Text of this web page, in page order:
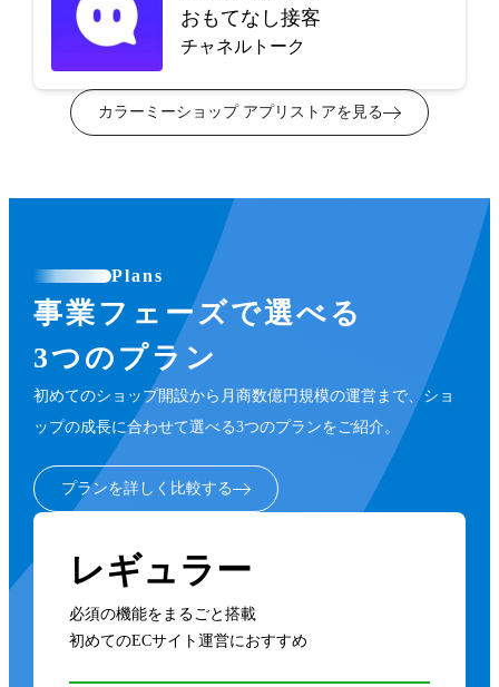
おもてなし接客
チャネルトーク
カラーミーショップ アプリストアを見る
Plans
事業フェーズで選べる
3つのプラン
初めてのショップ開設から月商数億円規模の運営まで、ショ
ップの成長に合わせて選べる3つのプランをご紹介。
プランを詳しく比較する
レギュラー
必須の機能をまるごと搭載
初めてのECサイト運営におすすめ